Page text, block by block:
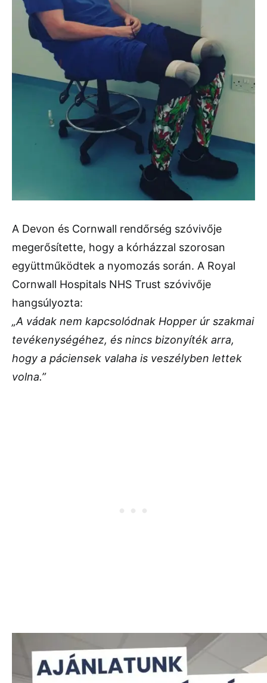
A Devon és Cornwall rendőrség szóvivője
megerősítette, hogy a kórházzal szorosan
együttműködtek a nyomozás során. A Royal
Cornwall Hospitals NHS Trust szóvivője
hangsúlyozta:
„A vádak nem kapcsolódnak Hopper úr szakmai
tevékenységéhez, és nincs bizonyíték arra,
hogy a páciensek valaha is veszélyben lettek
volna.”